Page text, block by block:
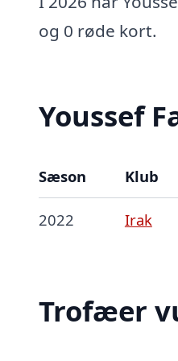
og 0 røde kort.
Youssef
Sæson Klub
2022 Irak
Trofæer